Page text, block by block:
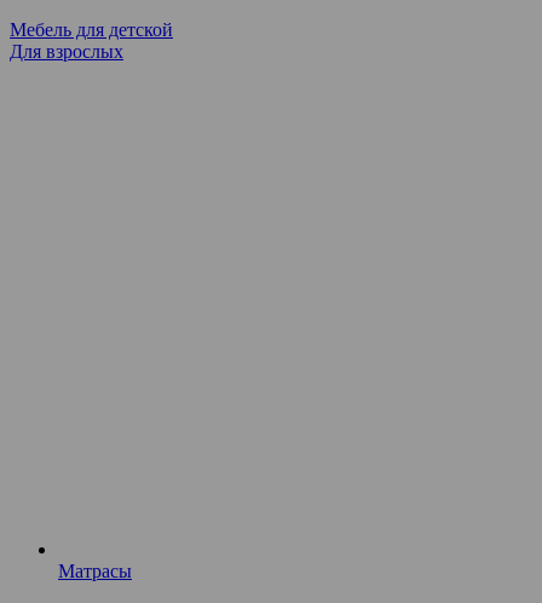
Мебель для детской
Для взрослых
Матрасы